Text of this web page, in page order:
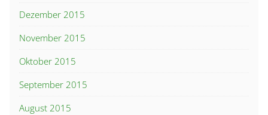
Dezember 2015
November 2015
Oktober 2015
September 2015
August 2015